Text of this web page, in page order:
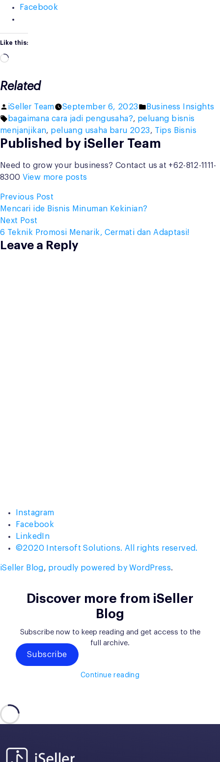
Facebook
Like this:
Loading…
Related
Posted
by
iSeller Team September 6, 2023
Posted
in
Business Insights
Tags:
bagaimana cara jadi pengusaha?, peluang bisnis
menjanjikan, peluang usaha baru 2023, Tips Bisnis
Published by iSeller Team
Need to grow your business? Contact us at +62-812-1111-
8300 View more posts
Post
navigation
Previous Post
post:
Mencari ide Bisnis Minuman Kekinian?
Next Post
post:
6 Teknik Promosi Menarik, Cermati dan Adaptasi!
Leave a Reply
Instagram
Facebook
LinkedIn
©2020 Intersoft Solutions. All rights reserved.
iSeller Blog, proudly powered by WordPress.
Discover more from iSeller
Blog
Subscribe now to keep reading and get access to the
full archive.
Subscribe
Continue reading